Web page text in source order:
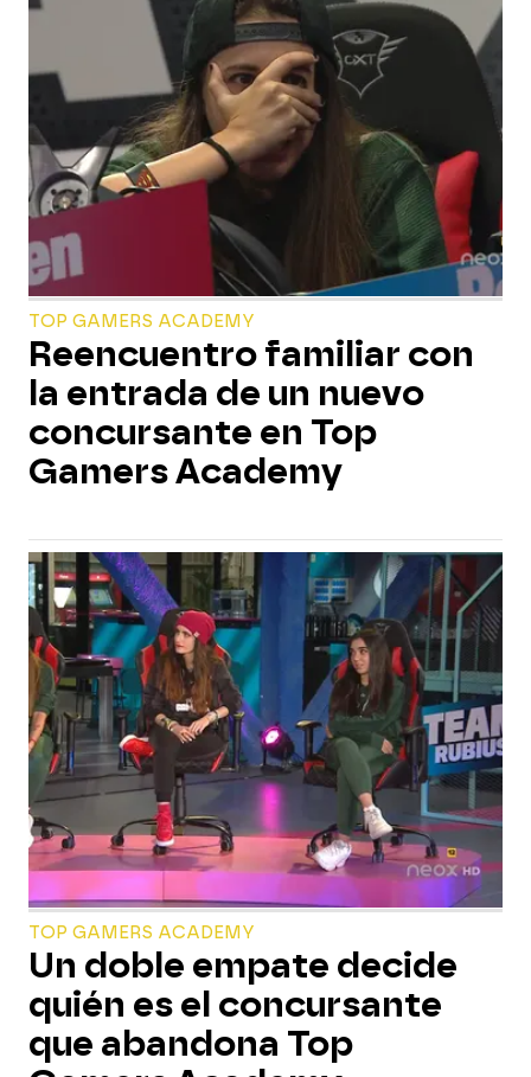
TOP GAMERS ACADEMY
Reencuentro familiar con
la entrada de un nuevo
concursante en Top
Gamers Academy
TOP GAMERS ACADEMY
Un doble empate decide
quién es el concursante
que abandona Top